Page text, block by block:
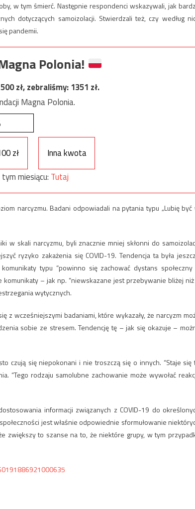
w tym śmierć. Następnie respondenci wskazywali, jak
dotyczących samoizolacji. Stwierdzali też, czy według
pandemii.
Polonia!
zł, zebraliśmy:1351 zł.
Magna Polonia.
zł
Inna kwota
miesiącu: Tutaj
narcyzmu. Badani odpowiadali na pytania typu „Lubię być
w skali narcyzmu, byli znacznie mniej skłonni do
ryzyko zakażenia się COVID-19. Tendencja ta była
typu “powinno się zachować dystans
– jak np. “niewskazane jest przebywanie bliżej
wytycznych.
z wcześniejszymi badaniami, które wykazały, że narcyzm
sobie ze stresem. Tendencję tę – jak się okazuje –
czują się niepokonani i nie troszczą się o innych. “Staje się
“Tego rodzaju samolubne zachowanie może wywołać
informacji związanych z COVID-19 do
jest właśnie odpowiednie sformułowanie
zwiększy to szanse na to, że niektóre grupy, w tym